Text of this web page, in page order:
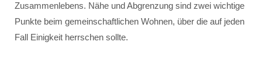
Zusammenlebens. Nähe und Abgrenzung sind zwei wichtige
Punkte beim gemeinschaftlichen Wohnen, über die auf jeden
Fall Einigkeit herrschen sollte.